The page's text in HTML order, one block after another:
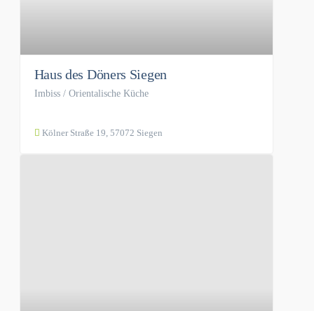
Haus des Döners Siegen
Imbiss / Orientalische Küche
Kölner Straße 19, 57072 Siegen